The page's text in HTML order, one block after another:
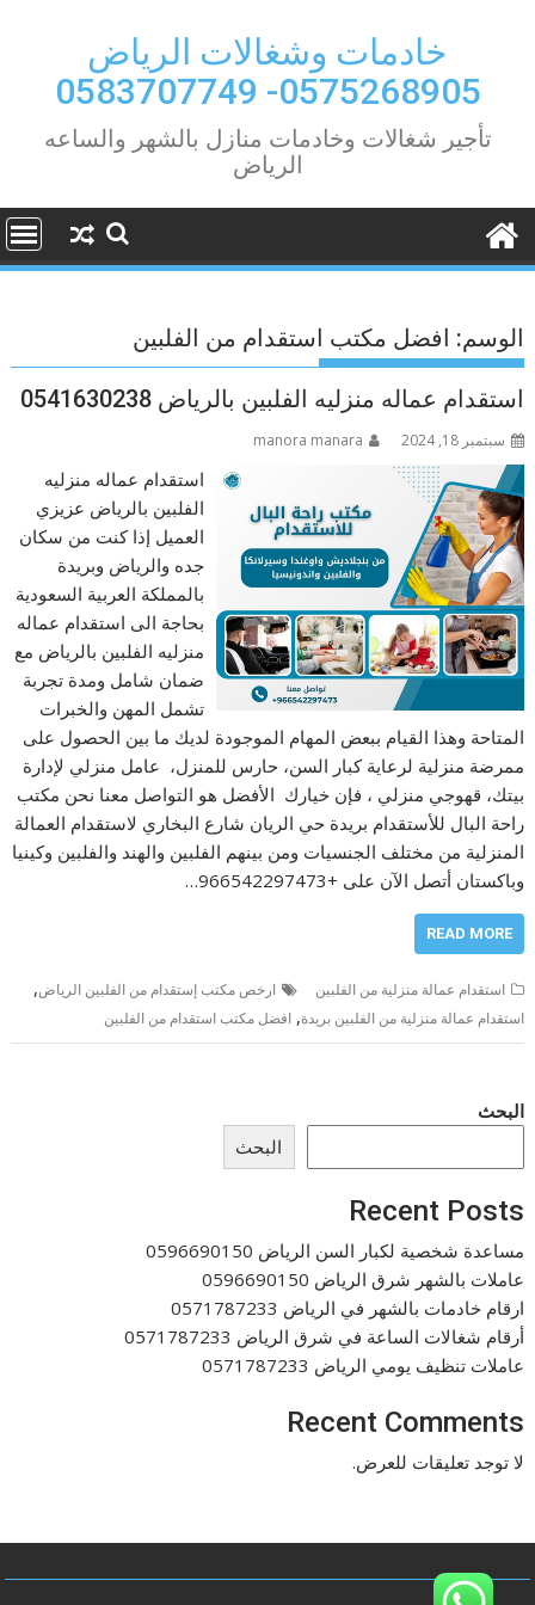
خادمات وشغالات الرياض
0575268905- 0583707749
تأجير شغالات وخادمات منازل بالشهر والساعه
الرياض
الوسم: افضل مكتب استقدام من الفلبين
استقدام عماله منزليه الفلبين بالرياض 0541630238
سبتمبر 18, 2024 manora manara
استقدام عماله منزليه
الفلبين بالرياض عزيزي
العميل إذا كنت من سكان
جده والرياض وبريدة
بالمملكة العربية السعودية
بحاجة الى استقدام عماله
منزليه الفلبين بالرياض مع
ضمان شامل ومدة تجربة
تشمل المهن والخبرات
المتاحة وهذا القيام ببعض المهام الموجودة لديك ما بين الحصول على
ممرضة منزلية لرعاية كبار السن، حارس للمنزل، عامل منزلي لإدارة
بيتك، قهوجي منزلي ، فإن خيارك الأفضل هو التواصل معنا نحن مكتب
راحة البال للأستقدام بريدة حي الريان شارع البخاري لاستقدام العمالة
المنزلية من مختلف الجنسيات ومن بينهم الفلبين والهند والفلبين وكينيا
وباكستان أتصل الآن على +966542297473…
READ MORE
استقدام عمالة منزلية من الفلبين ارخص مكتب إستقدام من الفلبين الرياض,
استقدام عمالة منزلية من الفلبين بريدة,افضل مكتب استقدام من الفلبين
البحث
البحث
Recent Posts
مساعدة شخصية لكبار السن الرياض 0596690150
عاملات بالشهر شرق الرياض 0596690150
ارقام خادمات بالشهر في الرياض 0571787233
أرقام شغالات الساعة في شرق الرياض 0571787233
عاملات تنظيف يومي الرياض 0571787233
Recent Comments
لا توجد تعليقات للعرض.